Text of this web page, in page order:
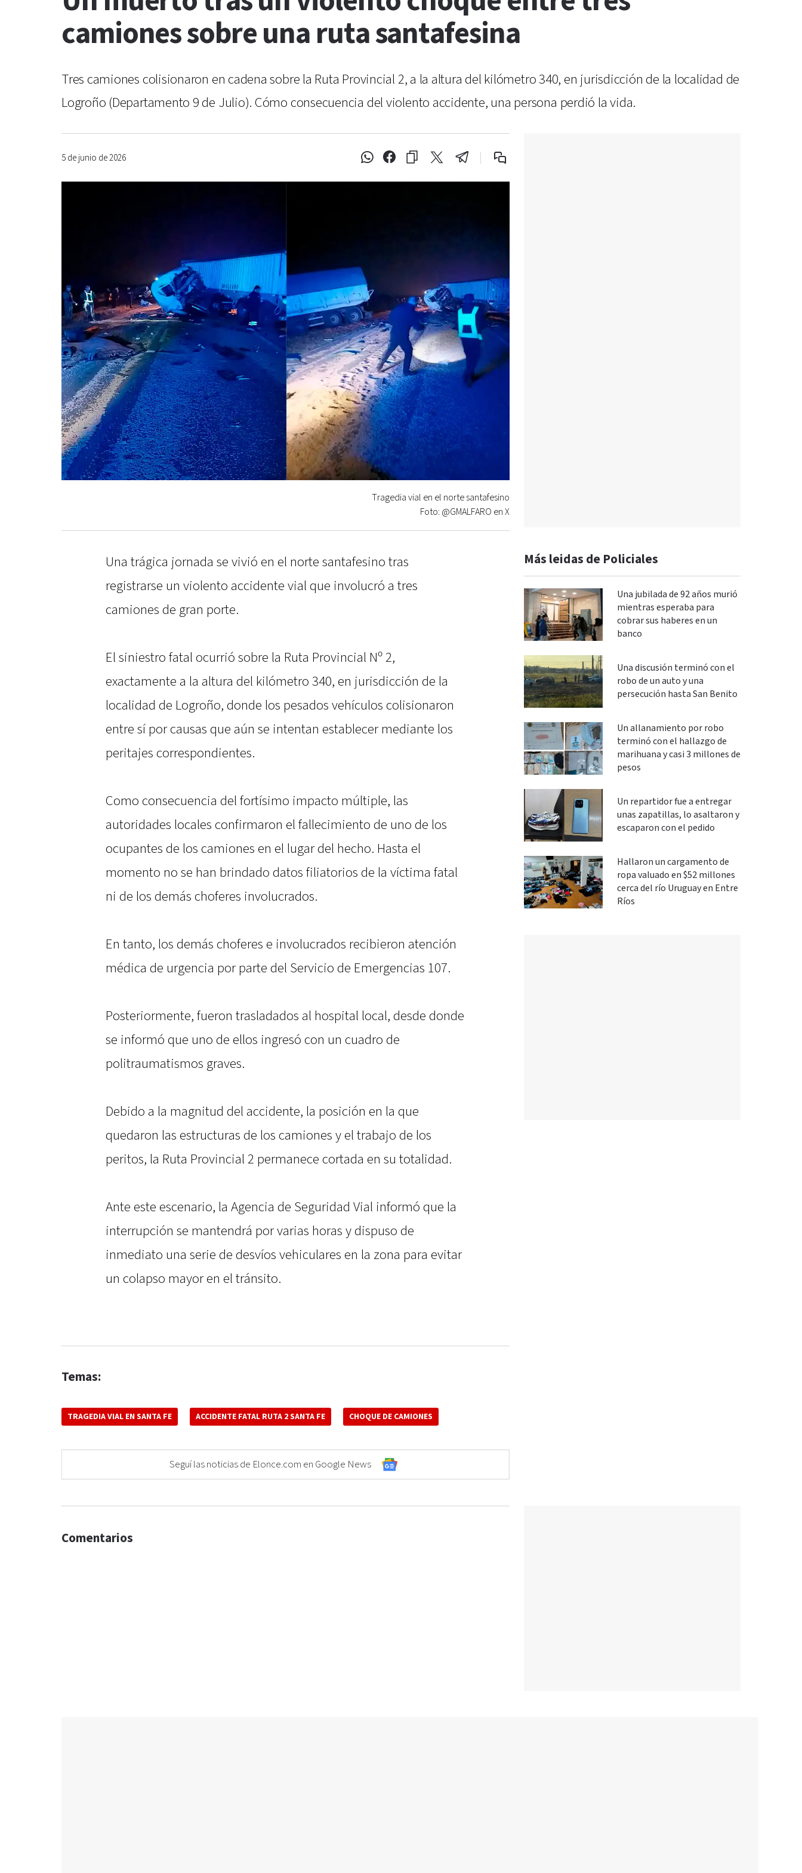
camiones sobre una ruta santafesina
Tres camiones colisionaron en cadena sobre la Ruta Provincial 2, a la altura del kilómetro 340, en jurisdicción de la localidad de
Logroño (Departamento 9 de Julio). Cómo consecuencia del violento accidente, una persona perdió la vida.
5 de junio de 2026
Tragedia vial en el norte santafesino
Foto: @GMALFARO en X
Una trágica jornada se vivió en el norte santafesino tras
registrarse un violento accidente vial que involucró a tres
camiones de gran porte.
El siniestro fatal ocurrió sobre la Ruta Provincial Nº 2,
exactamente a la altura del kilómetro 340, en jurisdicción de la
localidad de Logroño, donde los pesados vehículos colisionaron
entre sí por causas que aún se intentan establecer mediante los
peritajes correspondientes.
Como consecuencia del fortísimo impacto múltiple, las
autoridades locales confirmaron el fallecimiento de uno de los
ocupantes de los camiones en el lugar del hecho. Hasta el
momento no se han brindado datos filiatorios de la víctima fatal
ni de los demás choferes involucrados.
En tanto, los demás choferes e involucrados recibieron atención
médica de urgencia por parte del Servicio de Emergencias 107.
Posteriormente, fueron trasladados al hospital local, desde donde
se informó que uno de ellos ingresó con un cuadro de
politraumatismos graves.
Debido a la magnitud del accidente, la posición en la que
quedaron las estructuras de los camiones y el trabajo de los
peritos, la Ruta Provincial 2 permanece cortada en su totalidad.
Ante este escenario, la Agencia de Seguridad Vial informó que la
interrupción se mantendrá por varias horas y dispuso de
inmediato una serie de desvíos vehiculares en la zona para evitar
un colapso mayor en el tránsito.
Temas:
TRAGEDIA VIAL EN SANTA FE ACCIDENTE FATAL RUTA 2 SANTA FE CHOQUE DE CAMIONES
Seguí las noticias de Elonce.com en Google News
Más leidas de Policiales
Una jubilada de 92 años murió
mientras esperaba para
cobrar sus haberes en un
banco
Una discusión terminó con el
robo de un auto y una
persecución hasta San Benito
Un allanamiento por robo
terminó con el hallazgo de
marihuana y casi 3 millones de
pesos
Un repartidor fue a entregar
unas zapatillas, lo asaltaron y
escaparon con el pedido
Hallaron un cargamento de
ropa valuado en $52 millones
cerca del río Uruguay en Entre
Ríos
Comentarios